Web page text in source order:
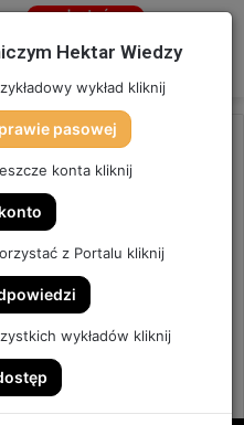
Jesteś
2025
Hektar Wiedzy
wykład kliknij
pasowej
konta kliknij
z Portalu kliknij
wykładów kliknij